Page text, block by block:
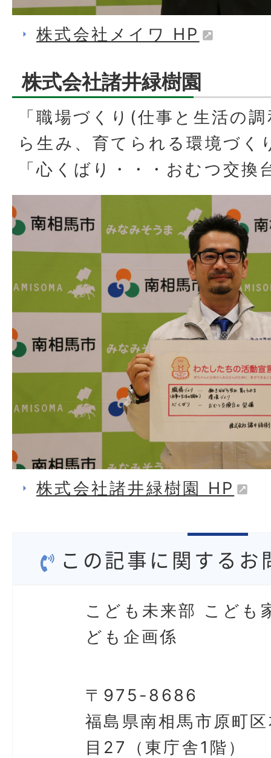
株式会社メイワ HP
株式会社諸井緑樹園
「職場づくり(仕事と生活の
ら生み、育てられる環境づく
「心くばり・・・おむつ交換
株式会社諸井緑樹園 HP
この記事に関するお
こども未来部 こども
ども企画係
〒975-8686
福島県南相馬市原町
目27（東庁舎1階）